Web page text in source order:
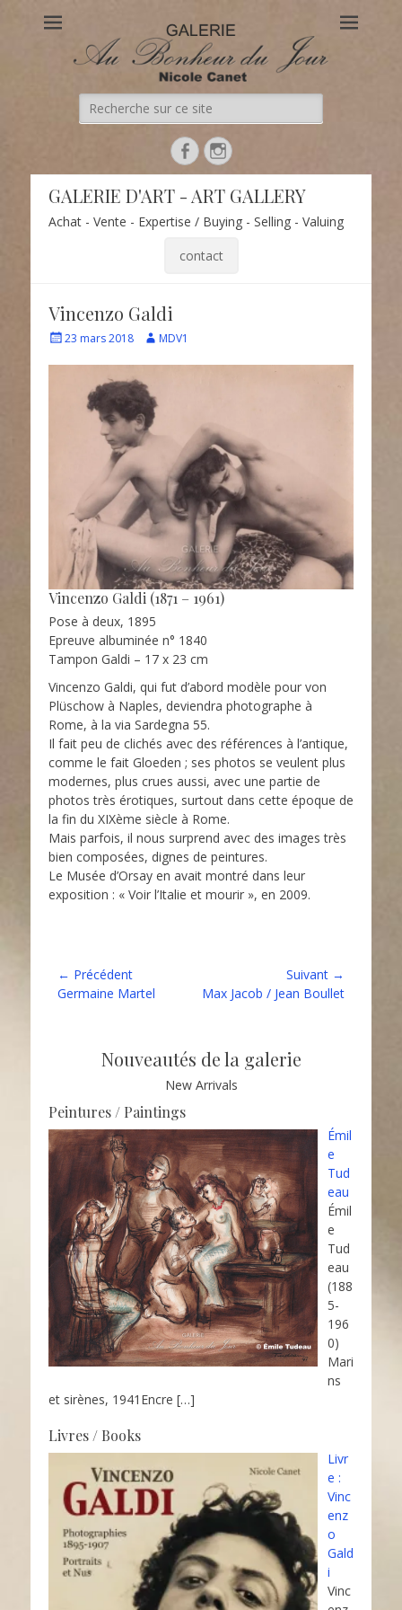
Au Bonheur du Jour
Le site officiel de la Galerie d'Art Au Bonheur du Jour – Nicole
Canet à Paris
Recherche
de:
FacebookInstagram
GALERIE D'ART - ART GALLERY
Achat - Vente - Expertise / Buying - Selling - Valuing
contact
Vincenzo Galdi
Écrit23 mars 2018 Auteur
MDV1
Vincenzo Galdi (1871 – 1961)
Pose à deux, 1895
Epreuve albuminée n° 1840
Tampon Galdi – 17 x 23 cm
Vincenzo Galdi, qui fut d’abord modèle pour von
Plüschow à Naples, deviendra photographe à
Rome, à la via Sardegna 55.
Il fait peu de clichés avec des références à l’antique,
comme le fait Gloeden ; ses photos se veulent plus
modernes, plus crues aussi, avec une partie de
photos très érotiques, surtout dans cette époque de
la fin du XIXème siècle à Rome.
Mais parfois, il nous surprend avec des images très
bien composées, dignes de peintures.
Le Musée d’Orsay en avait montré dans leur
exposition : « Voir l’Italie et mourir », en 2009.
Navigation
de
← Précédent
Article
Germaine Martel
Suivant →
Article
Max Jacob / Jean Boullet
Nouveautés de la galerie
New Arrivals
Peintures / Paintings
Émil
e
Tud
eau
Émil
e
Tud
eau
(188
5-
196
0)
Mari
ns
et sirènes, 1941Encre […]
Livres / Books
Livr
e :
Vinc
enz
o
Gald
i
Vinc